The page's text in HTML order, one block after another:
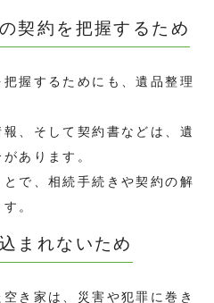
契約を把握するため
握するためにも、遺品整理
、そして契約書などは、遺
あります。
で、相続手続きや契約の解
。
まれないため
き家は、災害や犯罪に巻き